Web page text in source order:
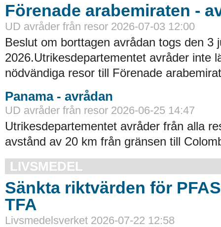
Förenade arabemiraten -
UD avråder från resor 2026-07-03 12:00
Beslut om borttagen avrådan togs den 3
2026.Utrikesdepartementet avråder inte
nödvändiga resor till Förenade
Panama - avrådan
UD avråder från resor 2026-06-25 14:47
Utrikesdepartementet avråder från alla
avstånd av 20 km från gränsen till
LIVSMEDEL
Sänkta riktvärden för
TFA
Livsmedelsverket 2026-07-22 12:58